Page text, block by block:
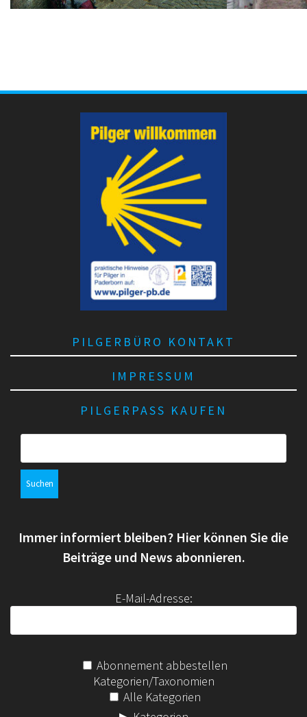
PILGERBÜRO KONTAKT
IMPRESSUM
PILGERPASS KAUFEN
n
a
:
Immer informiert bleiben? Hier können Sie die
Beiträge und News abonnieren.
E-Mail-Adresse:
Abonnement abbestellen
Kategorien/Taxonomien
Alle Kategorien